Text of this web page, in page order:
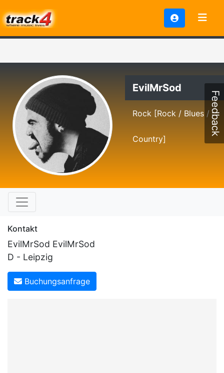
EvilMrSod
Rock [Rock / Blues /
Country]
Kontakt
EvilMrSod EvilMrSod
D - Leipzig
Buchungsanfrage
Feedback